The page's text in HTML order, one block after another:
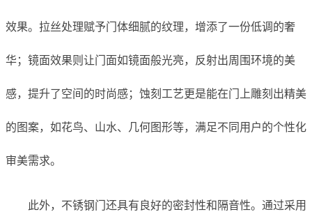
效果。拉丝处理赋予门体细腻的纹理，增添了一份低调的奢
华；镜面效果则让门面如镜面般光亮，反射出周围环境的美
感，提升了空间的时尚感；蚀刻工艺更是能在门上雕刻出精美
的图案，如花鸟、山水、几何图形等，满足不同用户的个性化
审美需求。
此外，不锈钢门还具有良好的密封性和隔音性。通过采用